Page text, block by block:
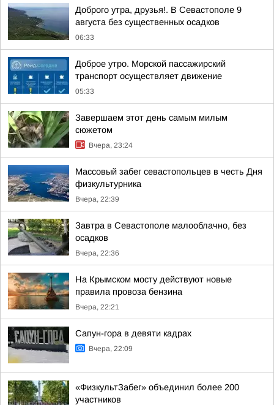
Доброго утра, друзья!. В Севастополе 9
августа без существенных осадков
06:33
Доброе утро. Морской пассажирский
транспорт осуществляет движение
05:33
Завершаем этот день самым милым
сюжетом
Вчера, 23:24
Массовый забег севастопольцев в честь Дня
физкультурника
Вчера, 22:39
Завтра в Севастополе малооблачно, без
осадков
Вчера, 22:36
На Крымском мосту действуют новые
правила провоза бензина
Вчера, 22:21
Сапун-гора в девяти кадрах
Вчера, 22:09
«ФизкультЗабег» объединил более 200
участников